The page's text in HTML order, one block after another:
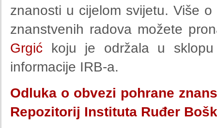
znanosti u cijelom svijetu. Više
znanstvenih radova možete
Grgić koju je održala u
informacije IRB-a.
Odluka o obvezi pohrane
Repozitorij Instituta Ruđer